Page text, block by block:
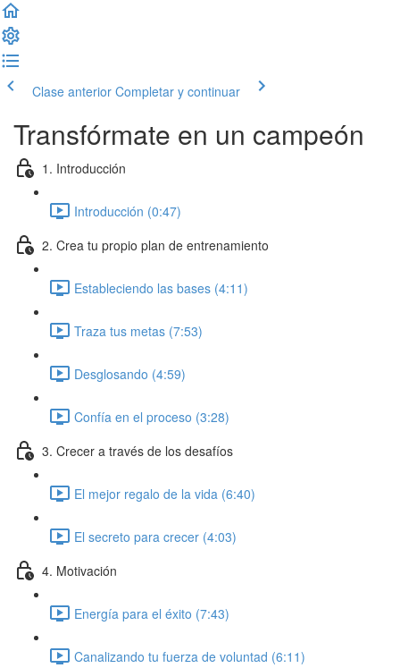
Clase anterior Completar y continuar
Transfórmate en un campeón
1. Introducción
Introducción (0:47)
2. Crea tu propio plan de entrenamiento
Estableciendo las bases (4:11)
Traza tus metas (7:53)
Desglosando (4:59)
Confía en el proceso (3:28)
3. Crecer a través de los desafíos
El mejor regalo de la vida (6:40)
El secreto para crecer (4:03)
4. Motivación
Energía para el éxito (7:43)
Canalizando tu fuerza de voluntad (6:11)